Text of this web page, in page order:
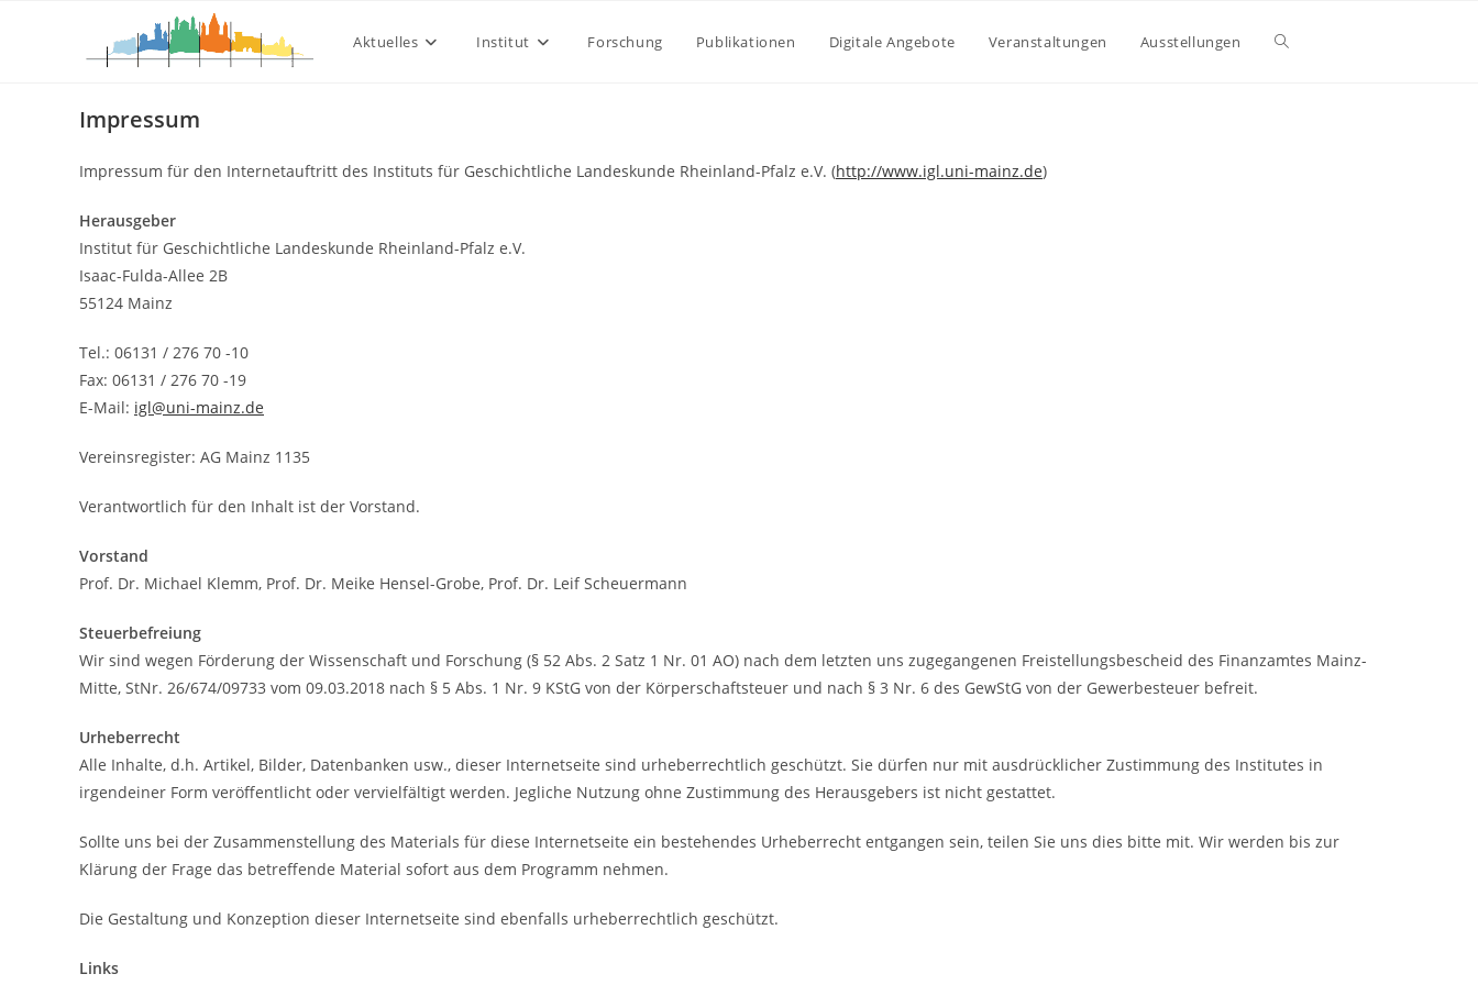
Aktuelles Institut Forschung Publikationen Digitale Angebote Veranstaltungen Ausstellungen Website-
Impressum
Impressum
Impressum für den Internetauftritt des Instituts für Geschichtliche Landeskunde Rheinland-Pfalz e.V. (http://www.igl.uni-mainz.de)
Herausgeber
Institut für Geschichtliche Landeskunde Rheinland-Pfalz e.V.
Isaac-Fulda-Allee 2B
55124 Mainz
Tel.: 06131 / 276 70 -10
Fax: 06131 / 276 70 -19
E-Mail: igl@uni-mainz.de
Vereinsregister: AG Mainz 1135
Verantwortlich für den Inhalt ist der Vorstand.
Vorstand
Prof. Dr. Michael Klemm, Prof. Dr. Meike Hensel-Grobe, Prof. Dr. Leif Scheuermann
Steuerbefreiung
Wir sind wegen Förderung der Wissenschaft und Forschung (§ 52 Abs. 2 Satz 1 Nr. 01 AO) nach dem letzten uns zugegangenen Freistellungsbescheid des Finanzamtes Mainz-
Mitte, StNr. 26/674/09733 vom 09.03.2018 nach § 5 Abs. 1 Nr. 9 KStG von der Körperschaftsteuer und nach § 3 Nr. 6 des GewStG von der Gewerbesteuer befreit.
Urheberrecht
Alle Inhalte, d.h. Artikel, Bilder, Datenbanken usw., dieser Internetseite sind urheberrechtlich geschützt. Sie dürfen nur mit ausdrücklicher Zustimmung des Institutes in
irgendeiner Form veröffentlicht oder vervielfältigt werden. Jegliche Nutzung ohne Zustimmung des Herausgebers ist nicht gestattet.
Sollte uns bei der Zusammenstellung des Materials für diese Internetseite ein bestehendes Urheberrecht entgangen sein, teilen Sie uns dies bitte mit. Wir werden bis zur
Klärung der Frage das betreffende Material sofort aus dem Programm nehmen.
Die Gestaltung und Konzeption dieser Internetseite sind ebenfalls urheberrechtlich geschützt.
Links